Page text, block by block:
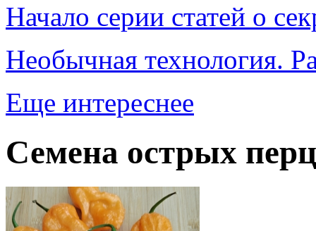
Начало серии статей о
Необычная технология.
Еще интереснее
Семена острых